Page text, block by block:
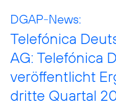
DGAP-News:
Telefónica
AG: Telefónica
veröffentlicht
dritte Quartal